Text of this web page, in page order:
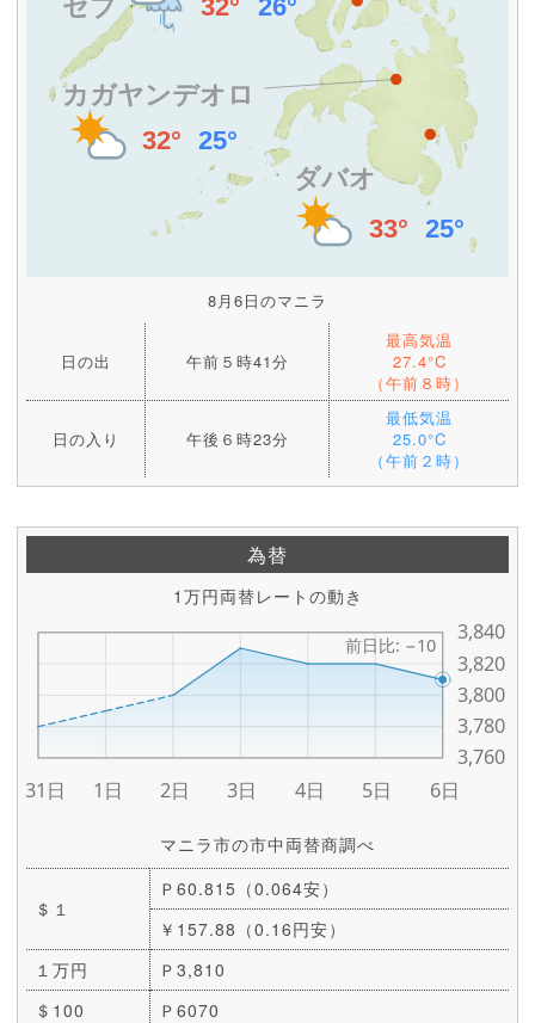
8月6日のマニラ
日の出 午前５時41分
最高気温
27.4°C
（午前８時）
日の入り 午後６時23分
最低気温
25.0°C
（午前２時）
為替
1万円両替レートの動き
マニラ市の市中両替商調べ
＄１
Ｐ60.815（0.064安）
￥157.88（0.16円安）
１万円
Ｐ3,810
＄100
Ｐ6070